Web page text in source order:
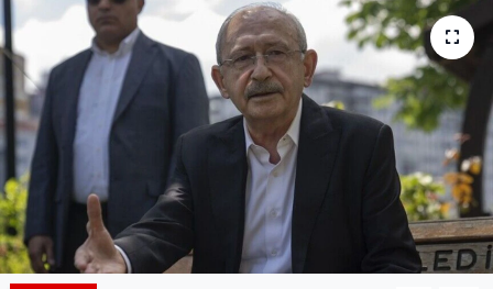
Ekonomik Takvim
Kiripto Para Piyasası
Gizlilik Sözleşmesi
Hakkımızda
İletişim